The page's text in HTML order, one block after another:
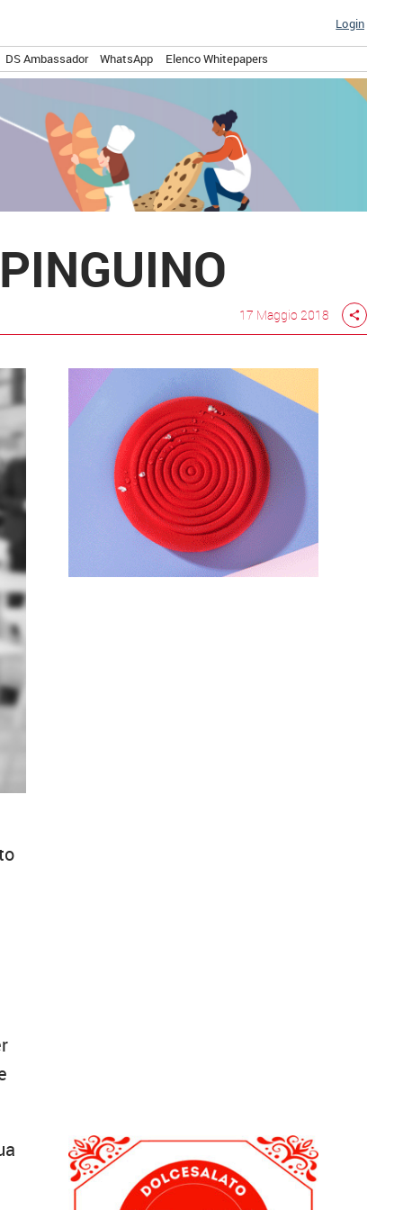
Login
DS Ambassador WhatsApp Elenco Whitepapers
17 Maggio 2018 share